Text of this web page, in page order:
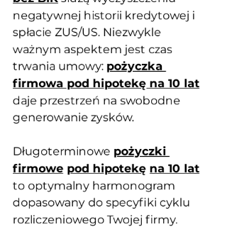
negatywnej historii kredytowej i
spłacie ZUS/US. Niezwykle
ważnym aspektem jest czas
trwania umowy: pożyczka
firmowa pod hipotekę na 10 lat
daje przestrzeń na swobodne
generowanie zysków.
Długoterminowe pożyczki
firmowe pod hipotekę na 10 lat
to optymalny harmonogram
dopasowany do specyfiki cyklu
rozliczeniowego Twojej firmy.